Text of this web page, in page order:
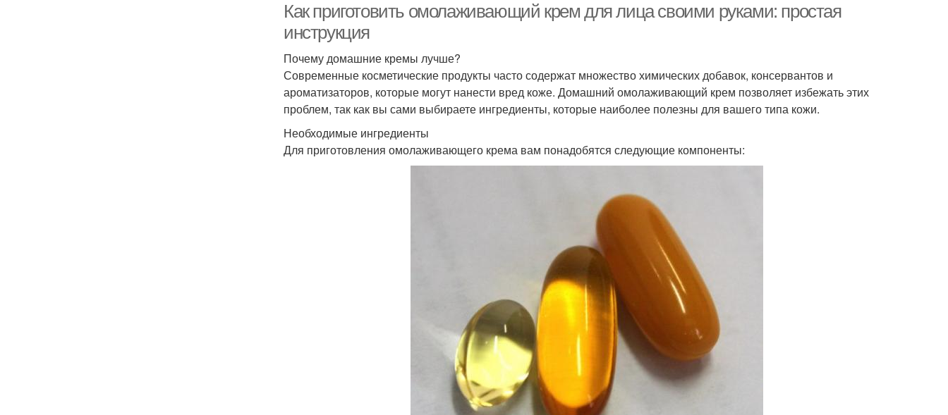
Как приготовить омолаживающий крем для лица своими руками: простая
инструкция
Почему домашние кремы лучше?
Современные косметические продукты часто содержат множество химических добавок, консервантов и
ароматизаторов, которые могут нанести вред коже. Домашний омолаживающий крем позволяет избежать этих
проблем, так как вы сами выбираете ингредиенты, которые наиболее полезны для вашего типа кожи.
Необходимые ингредиенты
Для приготовления омолаживающего крема вам понадобятся следующие компоненты: